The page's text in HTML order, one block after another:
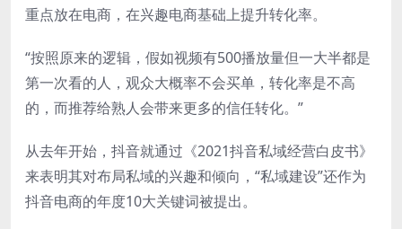
重点放在电商，在兴趣电商基础上提升转化率。
“按照原来的逻辑，假如视频有500播放量但一大半都是
第一次看的人，观众大概率不会买单，转化率是不高
的，而推荐给熟人会带来更多的信任转化。”
从去年开始，抖音就通过《2021抖音私域经营白皮书》
来表明其对布局私域的兴趣和倾向，“私域建设”还作为
抖音电商的年度10大关键词被提出。